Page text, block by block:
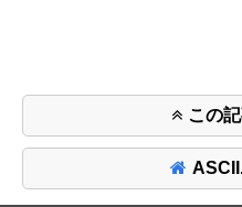
この